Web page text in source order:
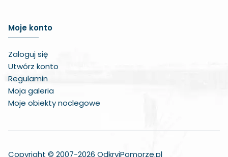
Moje konto
Zaloguj się
Utwórz konto
Regulamin
Moja galeria
Moje obiekty noclegowe
Copyright © 2007-2026 OdkryjPomorze.pl
Negatywne kolory